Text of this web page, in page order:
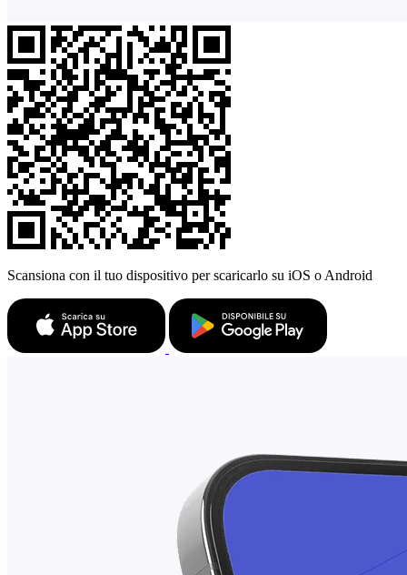
Scansiona con il tuo dispositivo per scaricarlo su iOS o Android